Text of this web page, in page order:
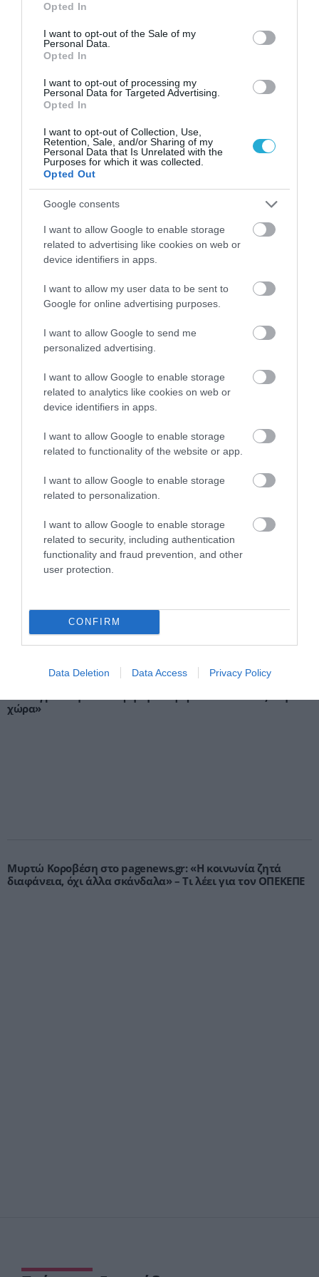
use your data for below specified purposes in below Google
consent section.
Opted In
I want to opt-out of the Sale of my
Personal Data.
Opted In
I want to opt-out of processing my
Personal Data for Targeted Advertising.
Opted In
I want to opt-out of Collection, Use,
Retention, Sale, and/or Sharing of my
Personal Data that Is Unrelated with the
Purposes for which it was collected.
Opted Out
Google consents
I want to allow Google to enable storage
related to advertising like cookies on web or
device identifiers in apps.
I want to allow my user data to be sent to
Google for online advertising purposes.
I want to allow Google to send me
personalized advertising.
I want to allow Google to enable storage
related to analytics like cookies on web or
device identifiers in apps.
I want to allow Google to enable storage
related to functionality of the website or app.
I want to allow Google to enable storage
related to personalization.
I want to allow Google to enable storage
related to security, including authentication
functionality and fraud prevention, and other
user protection.
CONFIRM
Data Deletion Data Access Privacy Policy
ΠΑΣΟΚ σε Σκέρτσο: «Οι πίνακές σου
κρατούν όσο ένα ηλιοβασίλεμα» –
ΑΦΡΟΔΙΤΗ ΠΑΝΟΥ
08.08.2026 | 20:55
Ο Πολάκης σηκώνει το γάντι για τον
ΣΥΡΙΖΑ: «Θέλω ΠΑΣΟΚ του ’80, πειθαρχία
ΚΚΕ και δρόμο»
08.08.2026 | 20:00
Τουρνάς: «Δεν υπάρχουν περιθώρια
εφησυχασμού» απέναντι στα ακραία
08.08.2026 | 17:07
Κτηματολόγιο: Νέος διαγωνισμός 7 εκατ.
ευρώ για 150 εργαζόμενους – Πολιτική
ΑΦΡΟΔΙΤΗ ΠΑΝΟΥ
08.08.2026 | 14:45
PODCASTS
Μπαλατσούκας pagenews.gr:«Η κυβέρνηση θυμάται τους
στήριξη»
Γ.Βρεττάκος στο pagenews.gr: «Το ΠΑΣΟΚ μπλοκάρει τη
χώρα»
Μυρτώ Κοροβέση στο pagenews.gr: «Η κοινωνία ζητά
διαφάνεια, όχι άλλα σκάνδαλα» – Τι λέει για τον ΟΠΕΚΕΠΕ